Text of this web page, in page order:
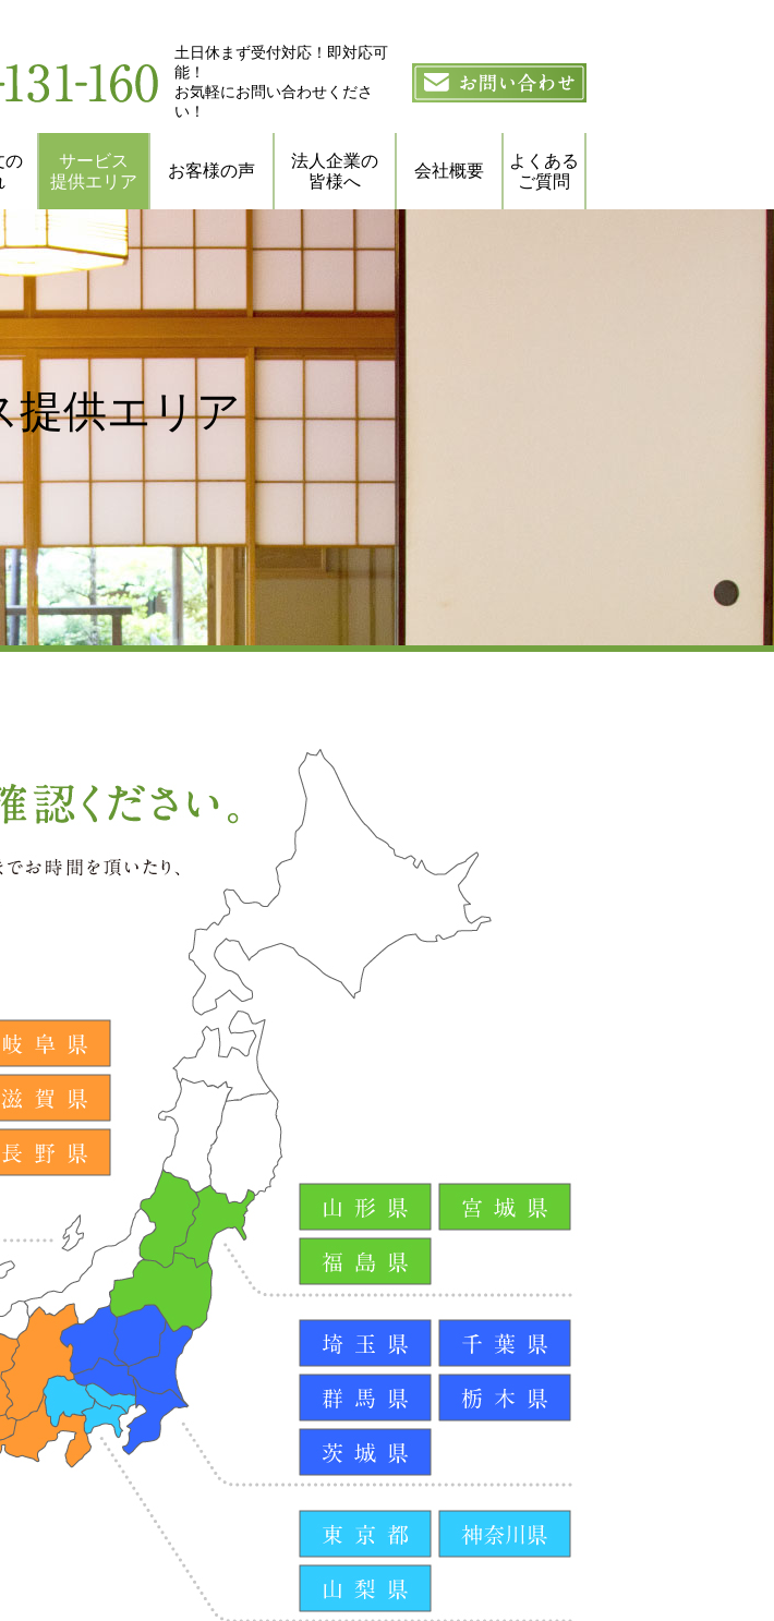
土日休まず受付対応！即対応可
能！
お気軽にお問い合わせくださ
い！
の
サービス
提供エリア
お客様の声
法人企業の
皆様へ
会社概要
よくある
ご質問
提供エリア